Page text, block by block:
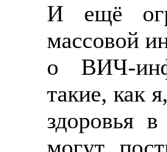
И ещё
массовой
о ВИЧ-
такие, как
здоровья